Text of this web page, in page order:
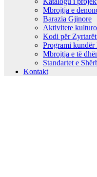
Mbrojtja e
Barazia Gjinore
Aktivitete
Kodi për
Programi
Mbrojtja e të
Standartet e
Kontakt